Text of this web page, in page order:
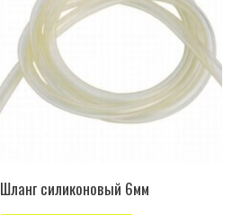
Шланг силиконовый 6мм